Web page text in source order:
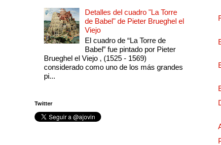
Detalles del cuadro "La Torre
de Babel" de Pieter Brueghel el
Viejo
El cuadro de “La Torre de
Babel” fue pintado por Pieter
Brueghel el Viejo , (1525 - 1569)
considerado como uno de los más grandes
pi...
Twitter